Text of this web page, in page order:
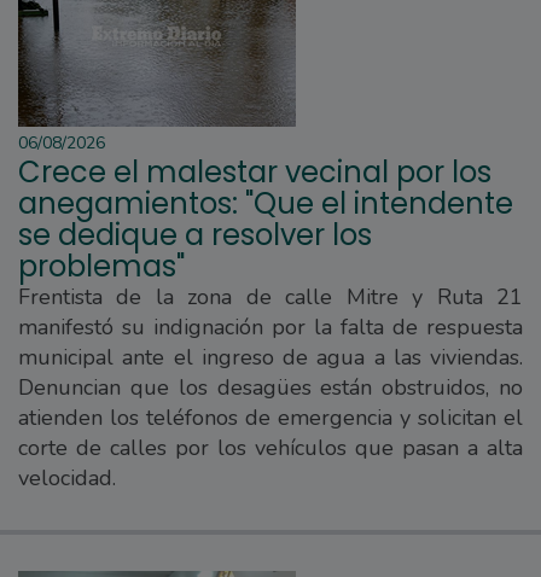
06/08/2026
Crece el malestar vecinal por los
anegamientos: "Que el intendente
se dedique a resolver los
problemas"
Frentista de la zona de calle Mitre y Ruta 21
manifestó su indignación por la falta de respuesta
municipal ante el ingreso de agua a las viviendas.
Denuncian que los desagües están obstruidos, no
atienden los teléfonos de emergencia y solicitan el
corte de calles por los vehículos que pasan a alta
velocidad.